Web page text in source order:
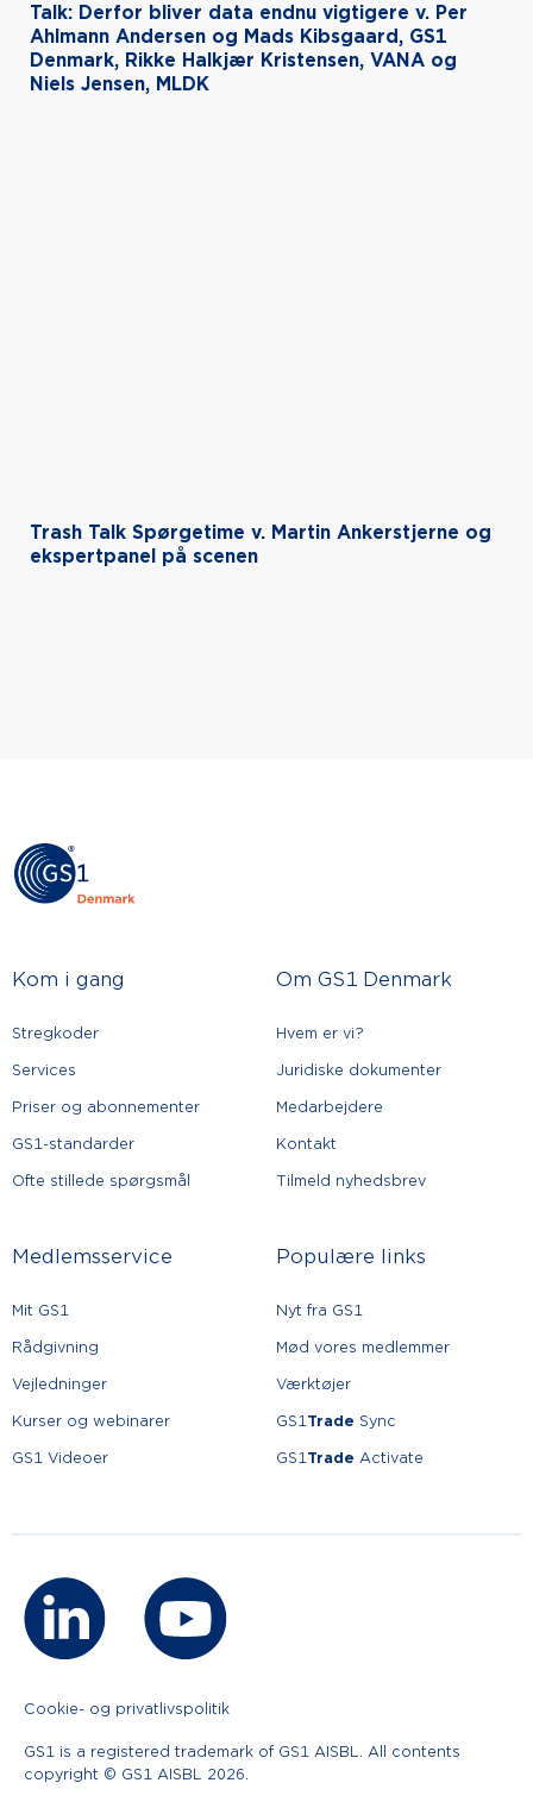
Talk: Derfor bliver data endnu vigtigere v. Per
Ahlmann Andersen og Mads Kibsgaard, GS1
Denmark, Rikke Halkjær Kristensen, VANA og
Niels Jensen, MLDK
Trash Talk Spørgetime v. Martin Ankerstjerne og
ekspertpanel på scenen
Kom i gang
Stregkoder
Services
Priser og abonnementer
GS1-standarder
Ofte stillede spørgsmål
Om GS1 Denmark
Hvem er vi?
Juridiske dokumenter
Medarbejdere
Kontakt
Tilmeld nyhedsbrev
Medlemsservice
Mit GS1
Rådgivning
Vejledninger
Kurser og webinarer
GS1 Videoer
Populære links
Nyt fra GS1
Mød vores medlemmer
Værktøjer
GS1Trade Sync
GS1Trade Activate
GS1 is a registered trademark of GS1 AISBL. All contents
copyright © GS1 AISBL 2026.
Cookie- og privatlivspolitik